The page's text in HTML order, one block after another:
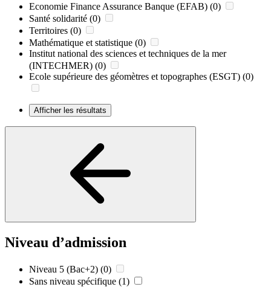
Economie Finance Assurance Banque (EFAB) (0)
Santé solidarité (0)
Territoires (0)
Mathématique et statistique (0)
Institut national des sciences et techniques de la mer
(INTECHMER) (0)
Ecole supérieure des géomètres et topographes (ESGT) (0)
Afficher les résultats
Niveau d’admission
Niveau 5 (Bac+2) (0)
Sans niveau spécifique (1)